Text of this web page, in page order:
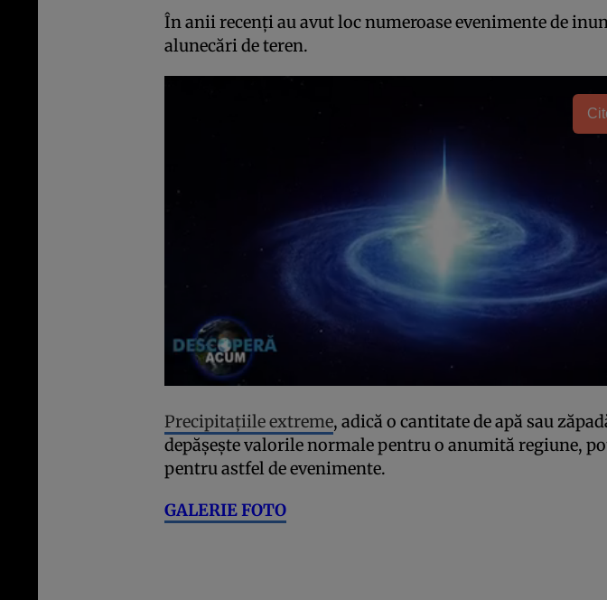
În anii recenți au avut loc numeroase evenimente de
alunecări de teren.
Precipitațiile extreme, adică o cantitate de apă sau
depășește valorile normale pentru o anumită regiune,
pentru astfel de evenimente.
GALERIE FOTO